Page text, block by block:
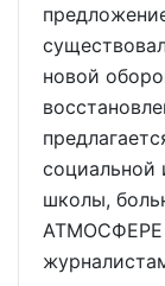
новой
социальной
школы,
АТМОСФЕРЕ